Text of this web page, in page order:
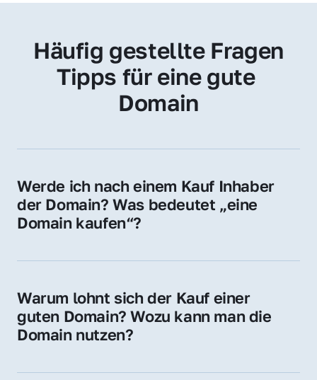
Häufig gestellte Fragen
Tipps für eine gute
Domain
Werde ich nach einem Kauf Inhaber
der Domain? Was bedeutet „eine
Domain kaufen“?
Sie erhalten alle Rechte zur Nutzung,
Domain.
Warum lohnt sich der Kauf einer
guten Domain? Wozu kann man die
Domain nutzen?